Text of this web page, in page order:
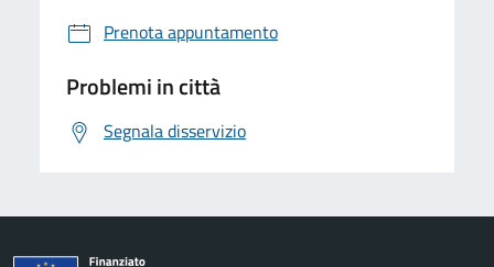
Prenota appuntamento
Problemi in città
Segnala disservizio